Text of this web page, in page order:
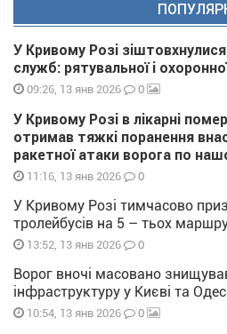
У Кривому Розі
служб: рятувальної і
09:26, 13 янв 2026 0
У Кривому Розі в лікарні
отримав тяжкі поранення
ракетної атаки ворога по
11:16, 13 янв 2026 0
У Кривому Розі тимчасово
тролейбусів на 5 – тьох
13:52, 13 янв 2026 0
Ворог вночі масовано
інфраструктуру у Києві та
10:54, 13 янв 2026 0